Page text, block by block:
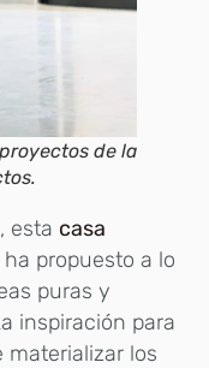
de la
esta casa
propuesto a lo
puras y
inspiración para
materializar los